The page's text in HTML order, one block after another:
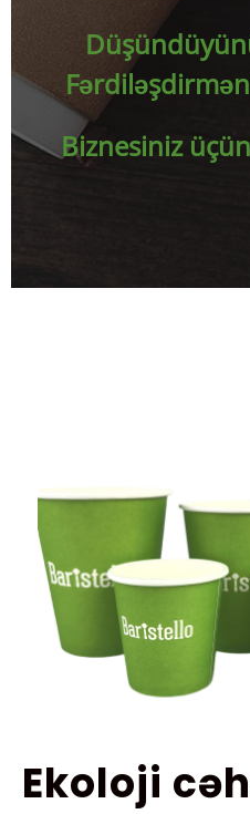
Biznesiniz
Ekoloji